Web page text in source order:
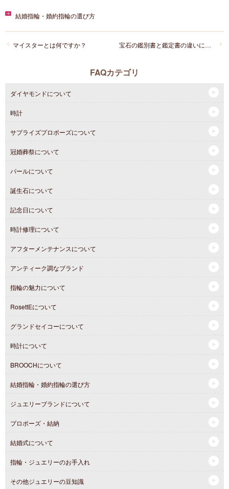
結婚指輪・婚約指輪の選び方
宝石の鑑別書と鑑定書の違いについて教えて下さい
マイスターとは何ですか？
FAQカテゴリ
ダイヤモンドについて
時計
サプライズプロポーズについて
冠婚葬祭について
パールについて
誕生石について
記念日について
時計修理について
アフターメンテナンスについて
アンティーク調なブランド
指輪の魅力について
RosettEについて
グランドセイコーについて
時計について
BROOCHについて
結婚指輪・婚約指輪の選び方
ジュエリーブランドについて
プロポーズ・結納
結婚式について
指輪・ジュエリーのお手入れ
その他ジュエリーの豆知識